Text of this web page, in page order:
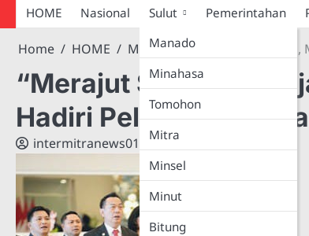
HOME Nasional
Sulut
Manado
Minahasa
Tomohon
Mitra
Minsel
Minut
Bitung
Pemerintahan
Home HOME Minahasa “Merajut
“Merajut Sinergi,
Hadiri Pelantikan
intermitranews019@gmail.com